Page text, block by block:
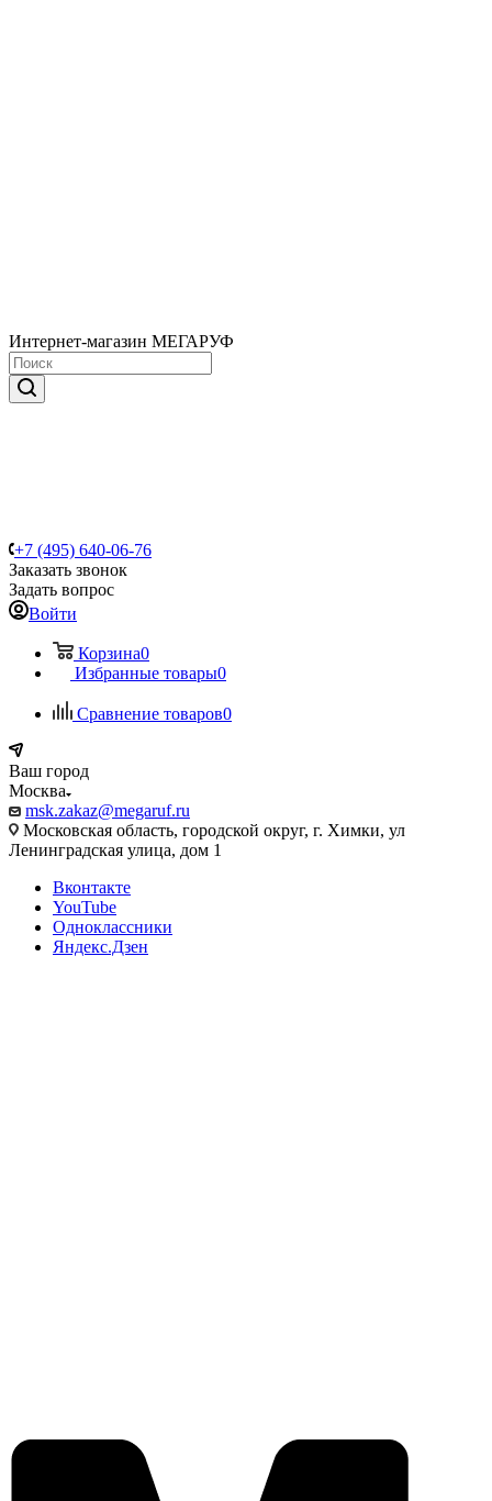
Интернет-магазин МЕГАРУФ
+7 (495) 640-06-76
Заказать звонок
Задать вопрос
Войти
Корзина0
Избранные товары0
Сравнение товаров0
Ваш город
Москва
msk.zakaz@megaruf.ru
Московская область, городской округ, г. Химки, ул
Ленинградская улица, дом 1
Вконтакте
YouTube
Одноклассники
Яндекс.Дзен